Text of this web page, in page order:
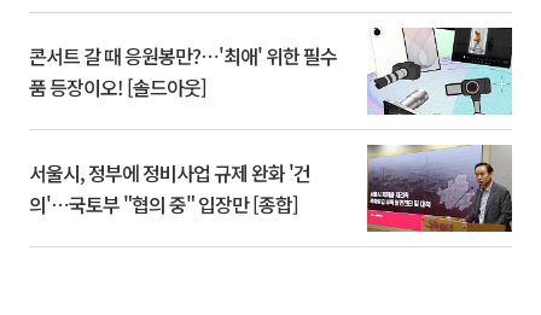
콘서트 갈 때 응원봉만?⋯'최애' 위한 필수
품 등장이오! [솔드아웃]
서울시, 정부에 정비사업 규제 완화 '건
의'⋯국토부 "협의 중" 입장만 [종합]